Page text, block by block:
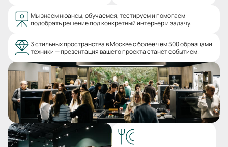
Мы знаем нюансы, обучаемся, тестируем и помогаем
подобрать решение под конкретный интерьер и задачу.
3 стильных пространства в Москве с более чем 500 образцами
техники — презентация вашего проекта станет событием.